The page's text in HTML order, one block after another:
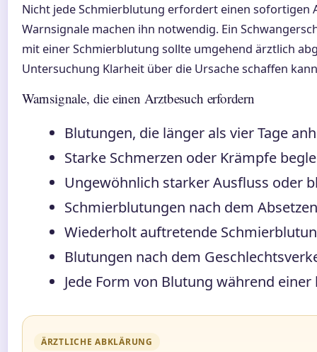
Nicht jede Schmierblutung erfordert einen sofortigen
Warnsignale machen ihn notwendig. Ein
mit einer Schmierblutung sollte umgehend ärztlich
Untersuchung Klarheit über die Ursache schaffen
Warnsignale, die einen Arztbesuch erfordern
Blutungen, die länger als vier Tage
Starke Schmerzen oder Krämpfe
Ungewöhnlich starker Ausfluss oder
Schmierblutungen nach dem
Wiederholt auftretende
Blutungen nach dem
Jede Form von Blutung während
ÄRZTLICHE ABKLÄRUNG